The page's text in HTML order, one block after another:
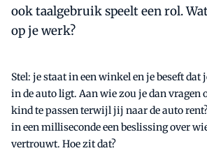
ook taalgebruik speelt een rol.
op je werk?
Stel: je staat in een winkel en je beseft dat
in de auto ligt. Aan wie zou je dan vragen
kind te passen terwijl jij naar de auto
in een milliseconde een beslissing over
vertrouwt. Hoe zit dat?